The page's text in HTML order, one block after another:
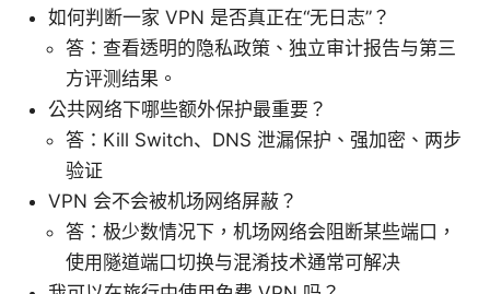
如何判断一家 VPN 是否真正在“无日志”？
答：查看透明的隐私政策、独立审计报告与第三
方评测结果。
公共网络下哪些额外保护最重要？
答：Kill Switch、DNS 泄漏保护、强加密、两步
验证
VPN 会不会被机场网络屏蔽？
答：极少数情况下，机场网络会阻断某些端口，
使用隧道端口切换与混淆技术通常可解决